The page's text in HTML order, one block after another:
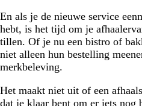
En als je de nieuwe service
hebt, is het tijd om je
tillen. Of je nu een bistro of
niet alleen hun bestelling
merkbeleving.
Het maakt niet uit of een
dat je klaar bent om er iets nog